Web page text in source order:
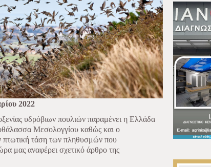
2022
υδρόβιων πουλιών παραμένει η Ελλάδα
Μεσολογγίου καθώς και ο
πτωτική τάση των πληθυσμών που
μας αναφέρει σχετικό άρθρο της